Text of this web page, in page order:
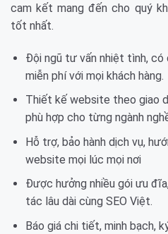
cam kết mang đến cho quý
tốt nhất.
Đội ngũ tư vấn nhiệt tình, có
miễn phí với mọi khách hàng.
Thiết kế website theo giao
phù hợp cho từng ngành
Hỗ trợ, bảo hành dịch vụ,
website mọi lúc mọi nơi
Được hưởng nhiều gói ưu
tác lâu dài cùng SEO Việt.
Báo giá chi tiết, minh bạch,